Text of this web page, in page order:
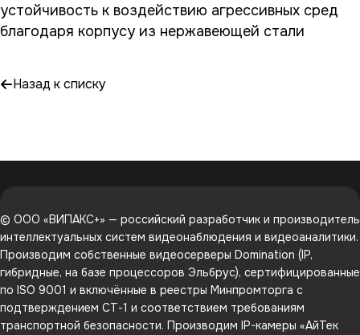
устойчивость к воздействию агрессивных сред
благодаря корпусу из нержавеющей стали
Назад к списку
© ООО «ВИПАКС+» — российский разработчик и производитель
интеллектуальных систем видеонаблюдения и видеоаналитики.
Производим собственные видеосерверы Domination (IP,
гибридные, на базе процессоров Эльбрус), сертифицированные
по ISO 9001 и включённые в реестры Минпромторга с
подтверждением СТ-1 и соответствием требованиям
транспортной безопасности. Производим IP-камеры «АйТек